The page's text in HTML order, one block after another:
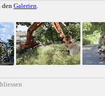
den Galerien.